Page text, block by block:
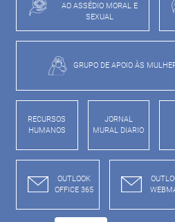
AO ASSÉDIO MORAL E
SEXUAL
GRUPO DE APOIO ÀS
RECURSOS
HUMANOS
JORNAL
MURAL DIARIO
OUTLOOK
OFFICE 365